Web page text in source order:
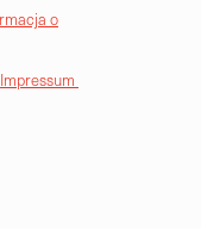
o
Impressum